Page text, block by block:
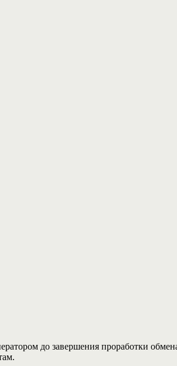
до завершения проработки